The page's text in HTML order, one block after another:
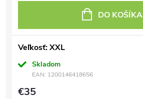
DO KOŠÍKA
Veľkosť: XXL
Skladom
EAN: 1200146418656
€35